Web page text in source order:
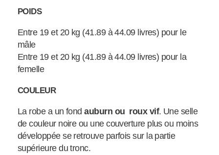
POIDS
Entre 19 et 20 kg (41.89 à 44.09 livres) pour le
mâle
Entre 19 et 20 kg (41.89 à 44.09 livres) pour la
femelle
COULEUR
La robe a un fond auburn ou roux vif. Une selle
de couleur noire ou une couverture plus ou moins
développée se retrouve parfois sur la partie
supérieure du tronc.